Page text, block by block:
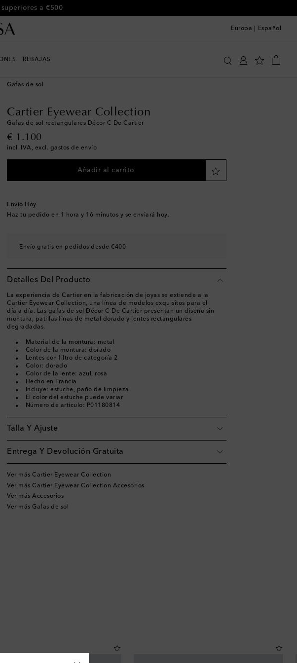
una selección
Europa Español
REBAJAS
Gafas de sol
Cartier Eyewear Collection
Gafas de sol rectangulares Décor C De Cartier
€ 1.100
original price
incl. IVA, excl. gastos de envío
Añadir al carrito
Envío Hoy
Haz tu pedido en 1 hora y 16 minutos y se enviará hoy.
Envío gratis en pedidos desde €400
Detalles Del Producto
La experiencia de Cartier en la fabricación de joyas se extiende a la
Cartier Eyewear Collection, una línea de modelos exquisitos para el
día a día. Las gafas de sol Décor C De Cartier presentan un diseño sin
montura, patillas finas de metal dorado y lentes rectangulares
degradadas.
Material de la montura: metal
Color de la montura: dorado
Lentes con filtro de categoría 2
Color: dorado
Color de la lente: azul, rosa
Hecho en Francia
Incluye: estuche, paño de limpieza
El color del estuche puede variar
Número de artículo: P01180814
Talla Y Ajuste
Entrega Y Devolución Gratuita
Ver más Cartier Eyewear Collection
Ver más Cartier Eyewear Collection Accesorios
Ver más Accesorios
Ver más Gafas de sol